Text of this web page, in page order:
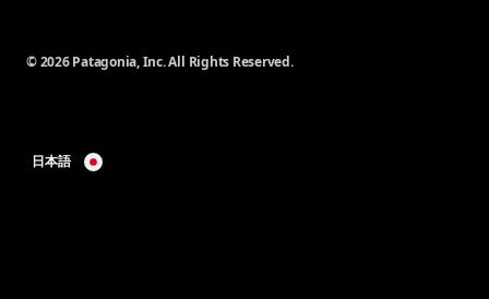
© 2026 Patagonia, Inc. All Rights Reserved.
日本語